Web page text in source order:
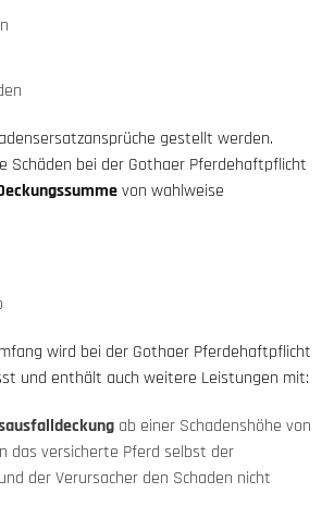
gestellt werden.
Schäden bei der Gothaer Pferdehaftpflicht
von wahlweise
wird bei der Gothaer Pferdehaftpflicht
und enthält auch weitere Leistungen mit:
ab einer Schadenshöhe von
das versicherte Pferd selbst der
der Verursacher den Schaden nicht